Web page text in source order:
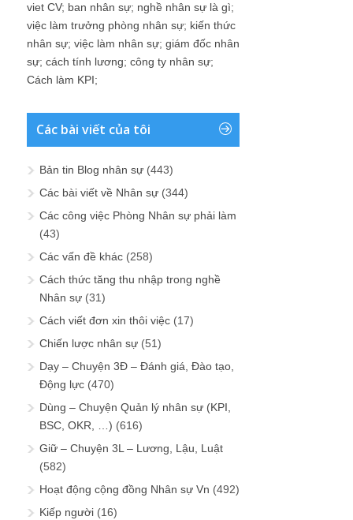
viet CV; ban nhân sự; nghề nhân sự là gì;
việc làm trưởng phòng nhân sự; kiến thức
nhân sự; việc làm nhân sự; giám đốc nhân
sự; cách tính lương; công ty nhân sự;
Cách làm KPI;
Các bài viết của tôi
Bản tin Blog nhân sự (443)
Các bài viết về Nhân sự (344)
Các công việc Phòng Nhân sự phải làm
(43)
Các vấn đề khác (258)
Cách thức tăng thu nhập trong nghề
Nhân sự (31)
Cách viết đơn xin thôi việc (17)
Chiến lược nhân sự (51)
Dạy – Chuyện 3Đ – Đánh giá, Đào tạo,
Động lực (470)
Dùng – Chuyện Quản lý nhân sự (KPI,
BSC, OKR, …) (616)
Giữ – Chuyện 3L – Lương, Lậu, Luật
(582)
Hoạt động cộng đồng Nhân sự Vn (492)
Kiếp người (16)